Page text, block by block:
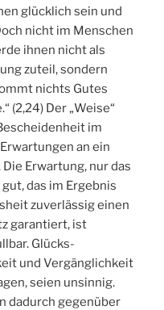
glücklich sein und
nicht im Menschen
ihnen nicht als
zuteil, sondern
nichts Gutes
(2,24) Der „Weise“
im
an ein
Erwartung, nur das
das im Ergebnis
zuverlässig einen
garantiert, ist
Glücks-
und Vergänglichkeit
seien unsinnig.
dadurch gegenüber